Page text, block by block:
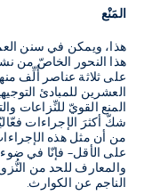
المَنْع
هذا، ويمكن في سنن
هذا النحور الخاصّ من
على ثلاثة عناصر أُلِّف
العشرين للمبادئ
المنع القويّ للنِّزاعات
شكّ أكثرَ الإجراءات
من أن مثل هذه
على الأقل– فإنّا في ضوء
والمعارف للحد من
الناجم عن الكوارث.